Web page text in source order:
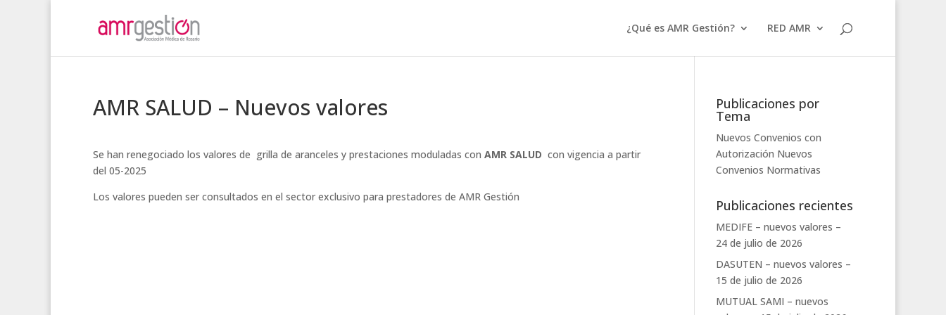
¿Qué es AMR Gestión? RED AMR
AMR SALUD – Nuevos valores
Se han renegociado los valores de grilla de aranceles y prestaciones moduladas con AMR SALUD con vigencia a partir
del 05-2025
Los valores pueden ser consultados en el sector exclusivo para prestadores de AMR Gestión
Publicaciones por
Tema
Nuevos Convenios con
Autorización Nuevos
Convenios Normativas
Publicaciones recientes
MEDIFE – nuevos valores –
24 de julio de 2026
DASUTEN – nuevos valores –
15 de julio de 2026
MUTUAL SAMI – nuevos